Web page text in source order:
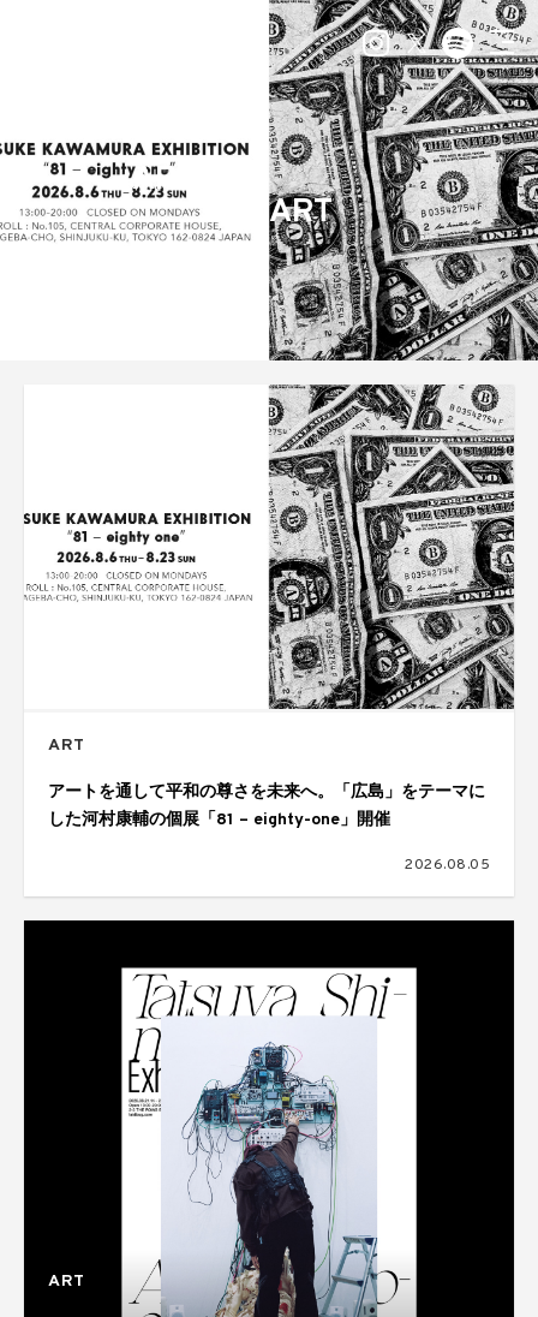
ARCHIVE
ART
ART
アートを通して平和の尊さを未来へ。「広島」をテーマに
した河村康輔の個展「81 – eighty-one」開催
2026.08.05
ART